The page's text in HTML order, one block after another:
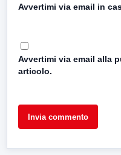
Avvertimi via email in
Avvertimi via email alla
articolo.